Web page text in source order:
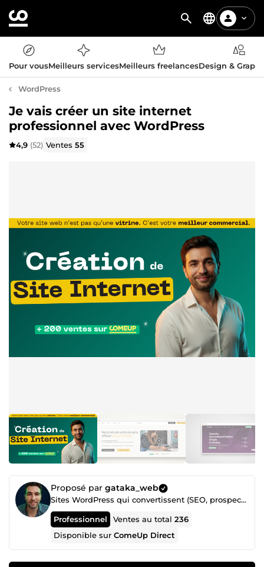
Pour vousMeilleurs servicesMeilleurs freelancesDesign &
WordPress
Je vais créer un site internet
professionnel avec WordPress
4,9 (52) Ventes55
Proposé par gataka_web
Sites WordPress qui convertissent (SEO, prospection & formation)
Professionnel Ventes au total236
Disponible surComeUp Direct